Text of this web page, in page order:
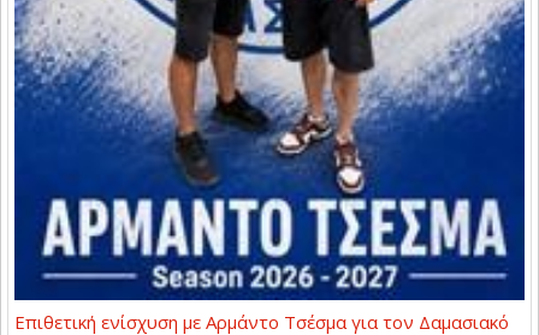
Επιθετική ενίσχυση με Αρμάντο Τσέσμα για τον Δαμασιακό